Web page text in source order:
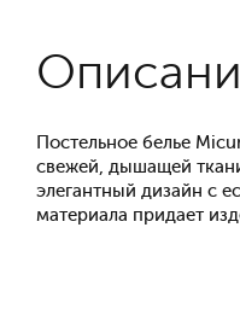
Постельное белье
свежей, дышащей
элегантный дизайн с
материала придает